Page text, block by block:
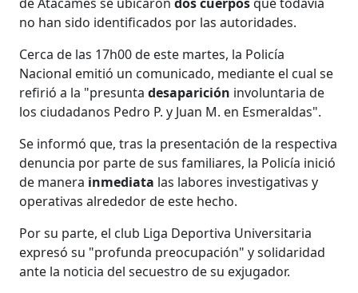
no han sido identificados por las autoridades.
Cerca de las 17h00 de este martes, la Policía
Nacional emitió un comunicado, mediante el cual se
refirió a la "presuntadesaparición involuntaria de
los ciudadanos Pedro P. y Juan M. en Esmeraldas".
Se informó que, tras la presentación de la respectiva
denuncia por parte de sus familiares, la Policía inició
de manera inmediata las labores investigativas y
operativas alrededor de este hecho.
Por su parte, el club Liga Deportiva Universitaria
expresó su "profunda preocupación" y solidaridad
ante la noticia del secuestro de su exjugador.